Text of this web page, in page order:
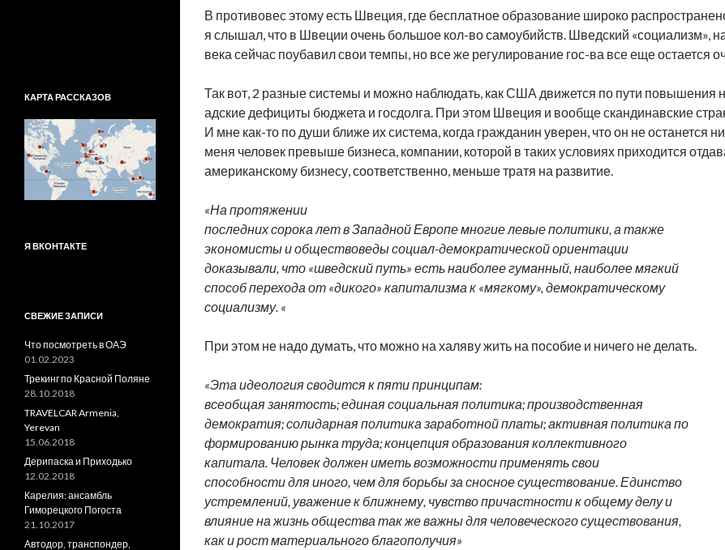
В противовес этому есть Швеция, где бесплатное образование широко
я слышал, что в Швеции очень большое кол-во самоубийств. Шведский «социализм»,
века сейчас поубавил свои темпы, но все же регулирование гос-ва все еще остается
Так вот, 2 разные системы и можно наблюдать, как США движется по пути повышения
адские дефициты бюджета и госдолга. При этом Швеция и вообще скандинавские
И мне как-то по души ближе их система, когда гражданин уверен, что он не останется
меня человек превыше бизнеса, компании, которой в таких условиях приходится
американскому бизнесу, соответственно, меньше тратя на развитие.
«На протяжении
последних сорока лет в Западной Европе многие левые политики, а также
экономисты и обществоведы социал-демократической ориентации
доказывали, что «шведский путь» есть наиболее гуманный, наиболее мягкий
способ перехода от «дикого» капитализма к «мягкому», демократическому
социализму. «
При этом не надо думать, что можно на халяву жить на пособие и ничего не делать.
«Эта идеология сводится к пяти принципам:
всеобщая занятость; единая социальная политика; производственная
демократия; солидарная политика заработной платы; активная политика по
формированию рынка труда; концепция образования коллективного
капитала. Человек должен иметь возможности применять свои
способности для иного, чем для борьбы за сносное существование. Единство
устремлений, уважение к ближнему, чувство причастности к общему делу и
влияние на жизнь общества так же важны для человеческого существования,
как и рост материального благополучия»
КАРТА РАССКАЗОВ
Я ВКОНТАКТЕ
СВЕЖИЕ ЗАПИСИ
Что посмотреть в ОАЭ
01.02.2023
Трекинг по Красной Поляне
28.10.2018
TRAVELCAR Armenia,
Yerevan
15.06.2018
Дерипаска и Приходько
12.02.2018
Карелия: ансамбль
Гиморецкого Погоста
21.10.2017
Автодор, транспондер,